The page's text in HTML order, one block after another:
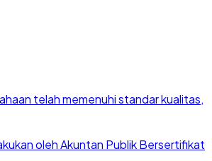
telah memenuhi standar kualitas,
oleh Akuntan Publik Bersertifikat